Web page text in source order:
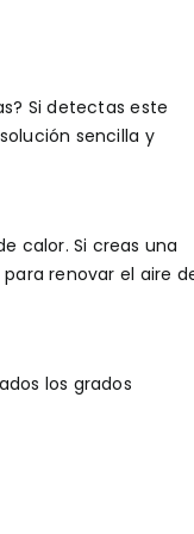
Si detectas este
sencilla y
calor. Si creas una
renovar el aire
los grados